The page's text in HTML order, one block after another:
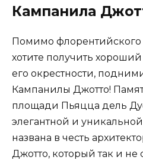
Кампанила
Помимо флорентийского
хотите получить
его окрестности,
Кампанилы Джотто!
площади Пьяцца дель
элегантной и
названа в честь
Джотто, который так и не